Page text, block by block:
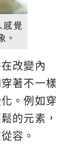
感覺
。
改變內
著不一樣
。例如穿
的元素，
容。